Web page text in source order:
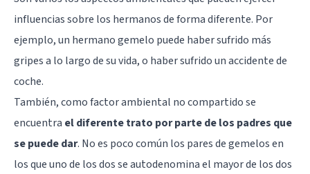
influencias sobre los hermanos de forma diferente. Por
ejemplo, un hermano gemelo puede haber sufrido más
gripes a lo largo de su vida, o haber sufrido un accidente de
coche.
También, como factor ambiental no compartido se
encuentra el diferente trato por parte de los padres que
se puede dar. No es poco común los pares de gemelos en
los que uno de los dos se autodenomina el mayor de los dos